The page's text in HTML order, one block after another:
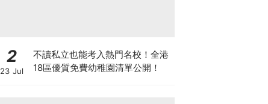
2
23 Jul
不讀私立也能考入熱門名校！全港
18區優質免費幼稚園清單公開！